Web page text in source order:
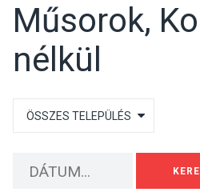
Műsorok,
nélkül